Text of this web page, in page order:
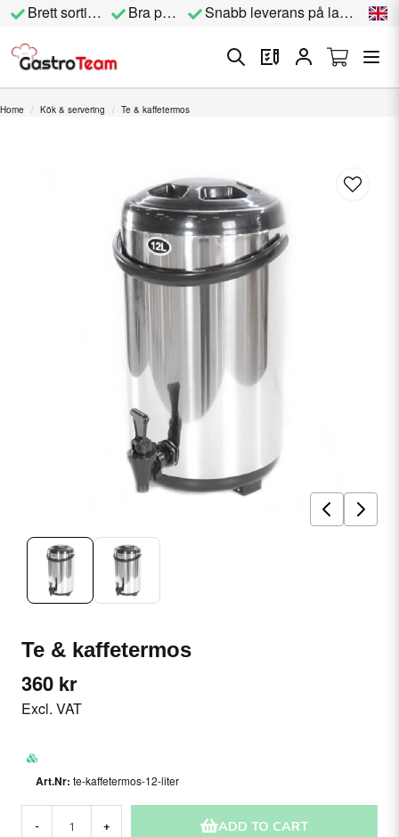
Brett sortiment Bra priser Snabb leverans på lagervara
Home Kök & servering Te & kaffetermos
Te & kaffetermos
360 kr
Excl. VAT
te-kaffetermos-12-liter
- + ADD TO CART